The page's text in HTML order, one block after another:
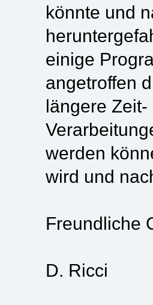
könnte und
einige
angetroffen
längere
werden
wird und
Freundliche
D. Ricci